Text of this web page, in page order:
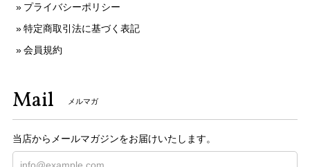
プライバシーポリシー
特定商取引法に基づく表記
会員規約
Mail メルマガ
当店からメールマガジンをお届けいたします。